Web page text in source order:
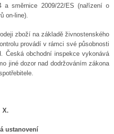
a směrnice 2009/22/ES (nařízení o
on-line).
zboží na základě živnostenského
provádí v rámci své působnosti
Česká obchodní inspekce vykonává
jiné dozor nad dodržováním zákona
X.
ustanovení